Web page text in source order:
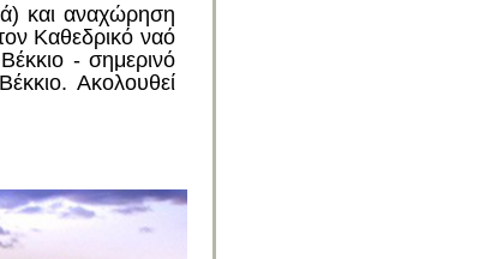
και αναχώρηση
Καθεδρικό ναό
- σημερινό
Ακολουθεί